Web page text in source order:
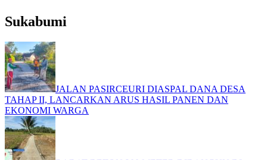
Sukabumi
JALAN PASIRCEURI DIASPAL DANA DESA
TAHAP II, LANCARKAN ARUS HASIL PANEN DAN
EKONOMI WARGA